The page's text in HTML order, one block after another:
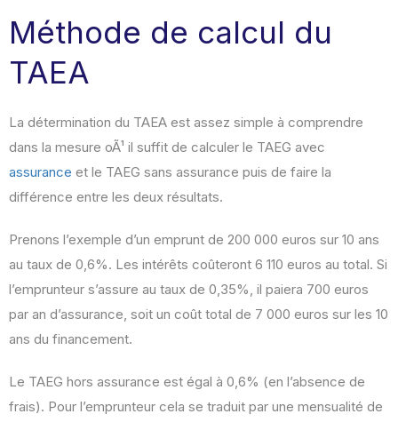
Méthode de calcul du
TAEA
La détermination du TAEA est assez simple à comprendre
dans la mesure oÃ¹ il suffit de calculer le TAEG avec
assurance et le TAEG sans assurance puis de faire la
différence entre les deux résultats.
Prenons l’exemple d’un emprunt de 200 000 euros sur 10 ans
au taux de 0,6%. Les intérêts coûteront 6 110 euros au total. Si
l’emprunteur s’assure au taux de 0,35%, il paiera 700 euros
par an d’assurance, soit un coût total de 7 000 euros sur les 10
ans du financement.
Le TAEG hors assurance est égal à 0,6% (en l’absence de
frais). Pour l’emprunteur cela se traduit par une mensualité de